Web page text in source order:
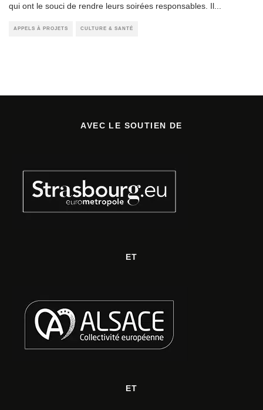
qui ont le souci de rendre leurs soirées responsables. Il
APPELS À PROJETS CULTURE & SANTÉ
AVEC LE SOUTIEN DE
ET
ET